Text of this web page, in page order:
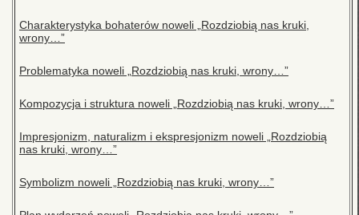
Charakterystyka bohaterów noweli „Rozdziobią nas kruki,
wrony…”
Problematyka noweli „Rozdziobią nas kruki, wrony…”
Kompozycja i struktura noweli „Rozdziobią nas kruki, wrony…”
Impresjonizm, naturalizm i ekspresjonizm noweli „Rozdziobią
nas kruki, wrony…”
Symbolizm noweli „Rozdziobią nas kruki, wrony…”